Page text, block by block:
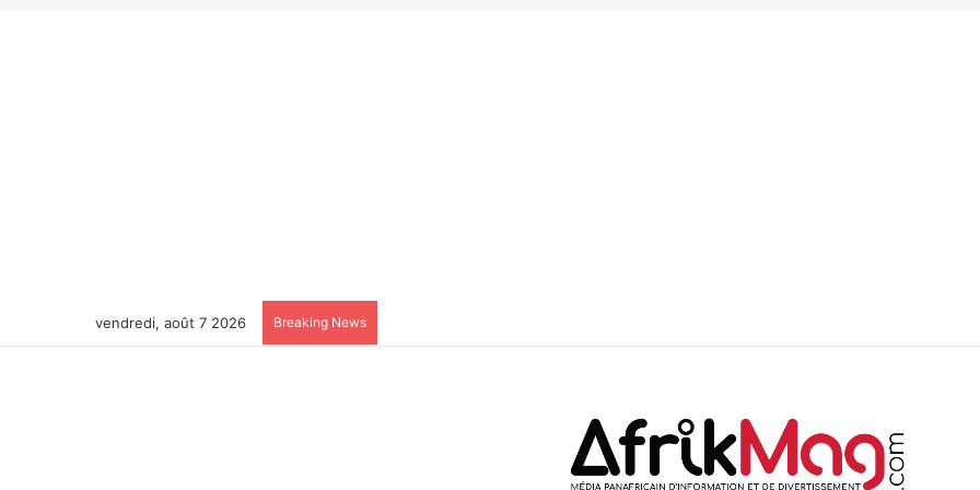
vendredi, août 7 2026 Breaking News